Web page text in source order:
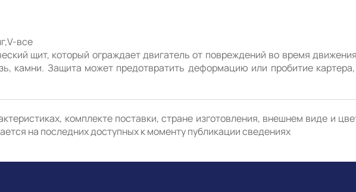
все
щит, который ограждает двигатель от повреждений во время
камни. Защита может предотвратить деформацию или пробитие
комплекте поставки, стране изготовления, внешнем виде и
на последних доступных к моменту публикации сведениях